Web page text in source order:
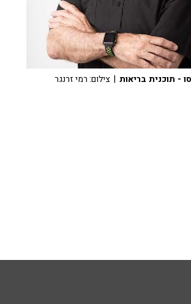
- תוכנית בריאות | צילום: רמי זרנגר